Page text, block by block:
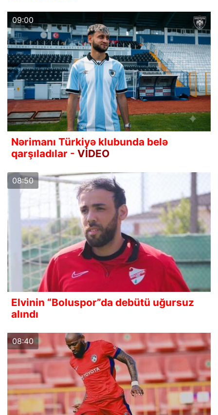
09:00
Nərimanı Türkiyə klubunda belə
qarşıladılar - VİDEO
08:50
Elvinin “Boluspor”da debütü uğursuz
alındı
08:40